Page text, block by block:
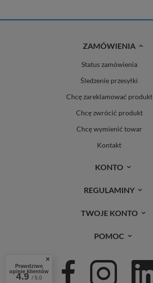
ZAMÓWIENIA
Status zamówienia
Śledzenie przesyłki
Chcę zareklamować produkt
Chcę zwrócić produkt
Chcę wymienić towar
Kontakt
KONTO
REGULAMINY
TWOJE KONTO
POMOC
Prawdziwe
opinie klientów
4.9/ 5.0